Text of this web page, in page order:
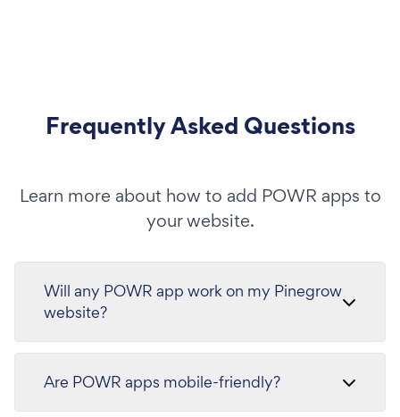
Frequently Asked Questions
Learn more about how to add POWR apps to
your website.
Will any POWR app work on my Pinegrow
website?
Are POWR apps mobile-friendly?